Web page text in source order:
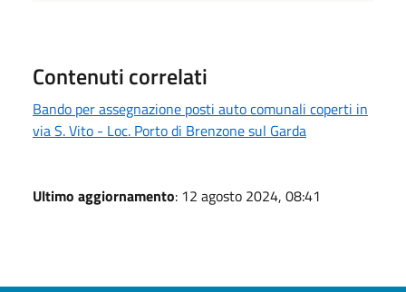
Contenuti correlati
Bando per assegnazione posti auto comunali coperti in
via S. Vito - Loc. Porto di Brenzone sul Garda
Ultimo aggiornamento: 12 agosto 2024, 08:41